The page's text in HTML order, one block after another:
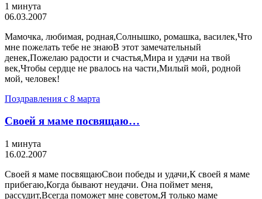
1 минута
06.03.2007
Мамочка, любимая, родная,Солнышко, ромашка, василек,Что
мне пожелать тебе не знаюВ этот замечательный
денек,Пожелаю радости и счастья,Мира и удачи на твой
век,Чтобы сердце не рвалось на части,Милый мой, родной
мой, человек!
Поздравления с 8 марта
Своей я маме посвящаю…
1 минута
16.02.2007
Своей я маме посвящаюСвои победы и удачи,К своей я маме
прибегаю,Когда бывают неудачи. Она поймет меня,
рассудит,Всегда поможет мне советом,Я только маме